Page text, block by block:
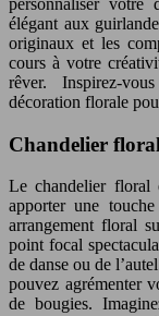
élégant aux
originaux et les
cours à votre
rêver. Inspirez-
décoration florale
Chandelier floral
Le chandelier floral
apporter une
arrangement floral
point focal
de danse ou de
pouvez agrémenter
de bougies.